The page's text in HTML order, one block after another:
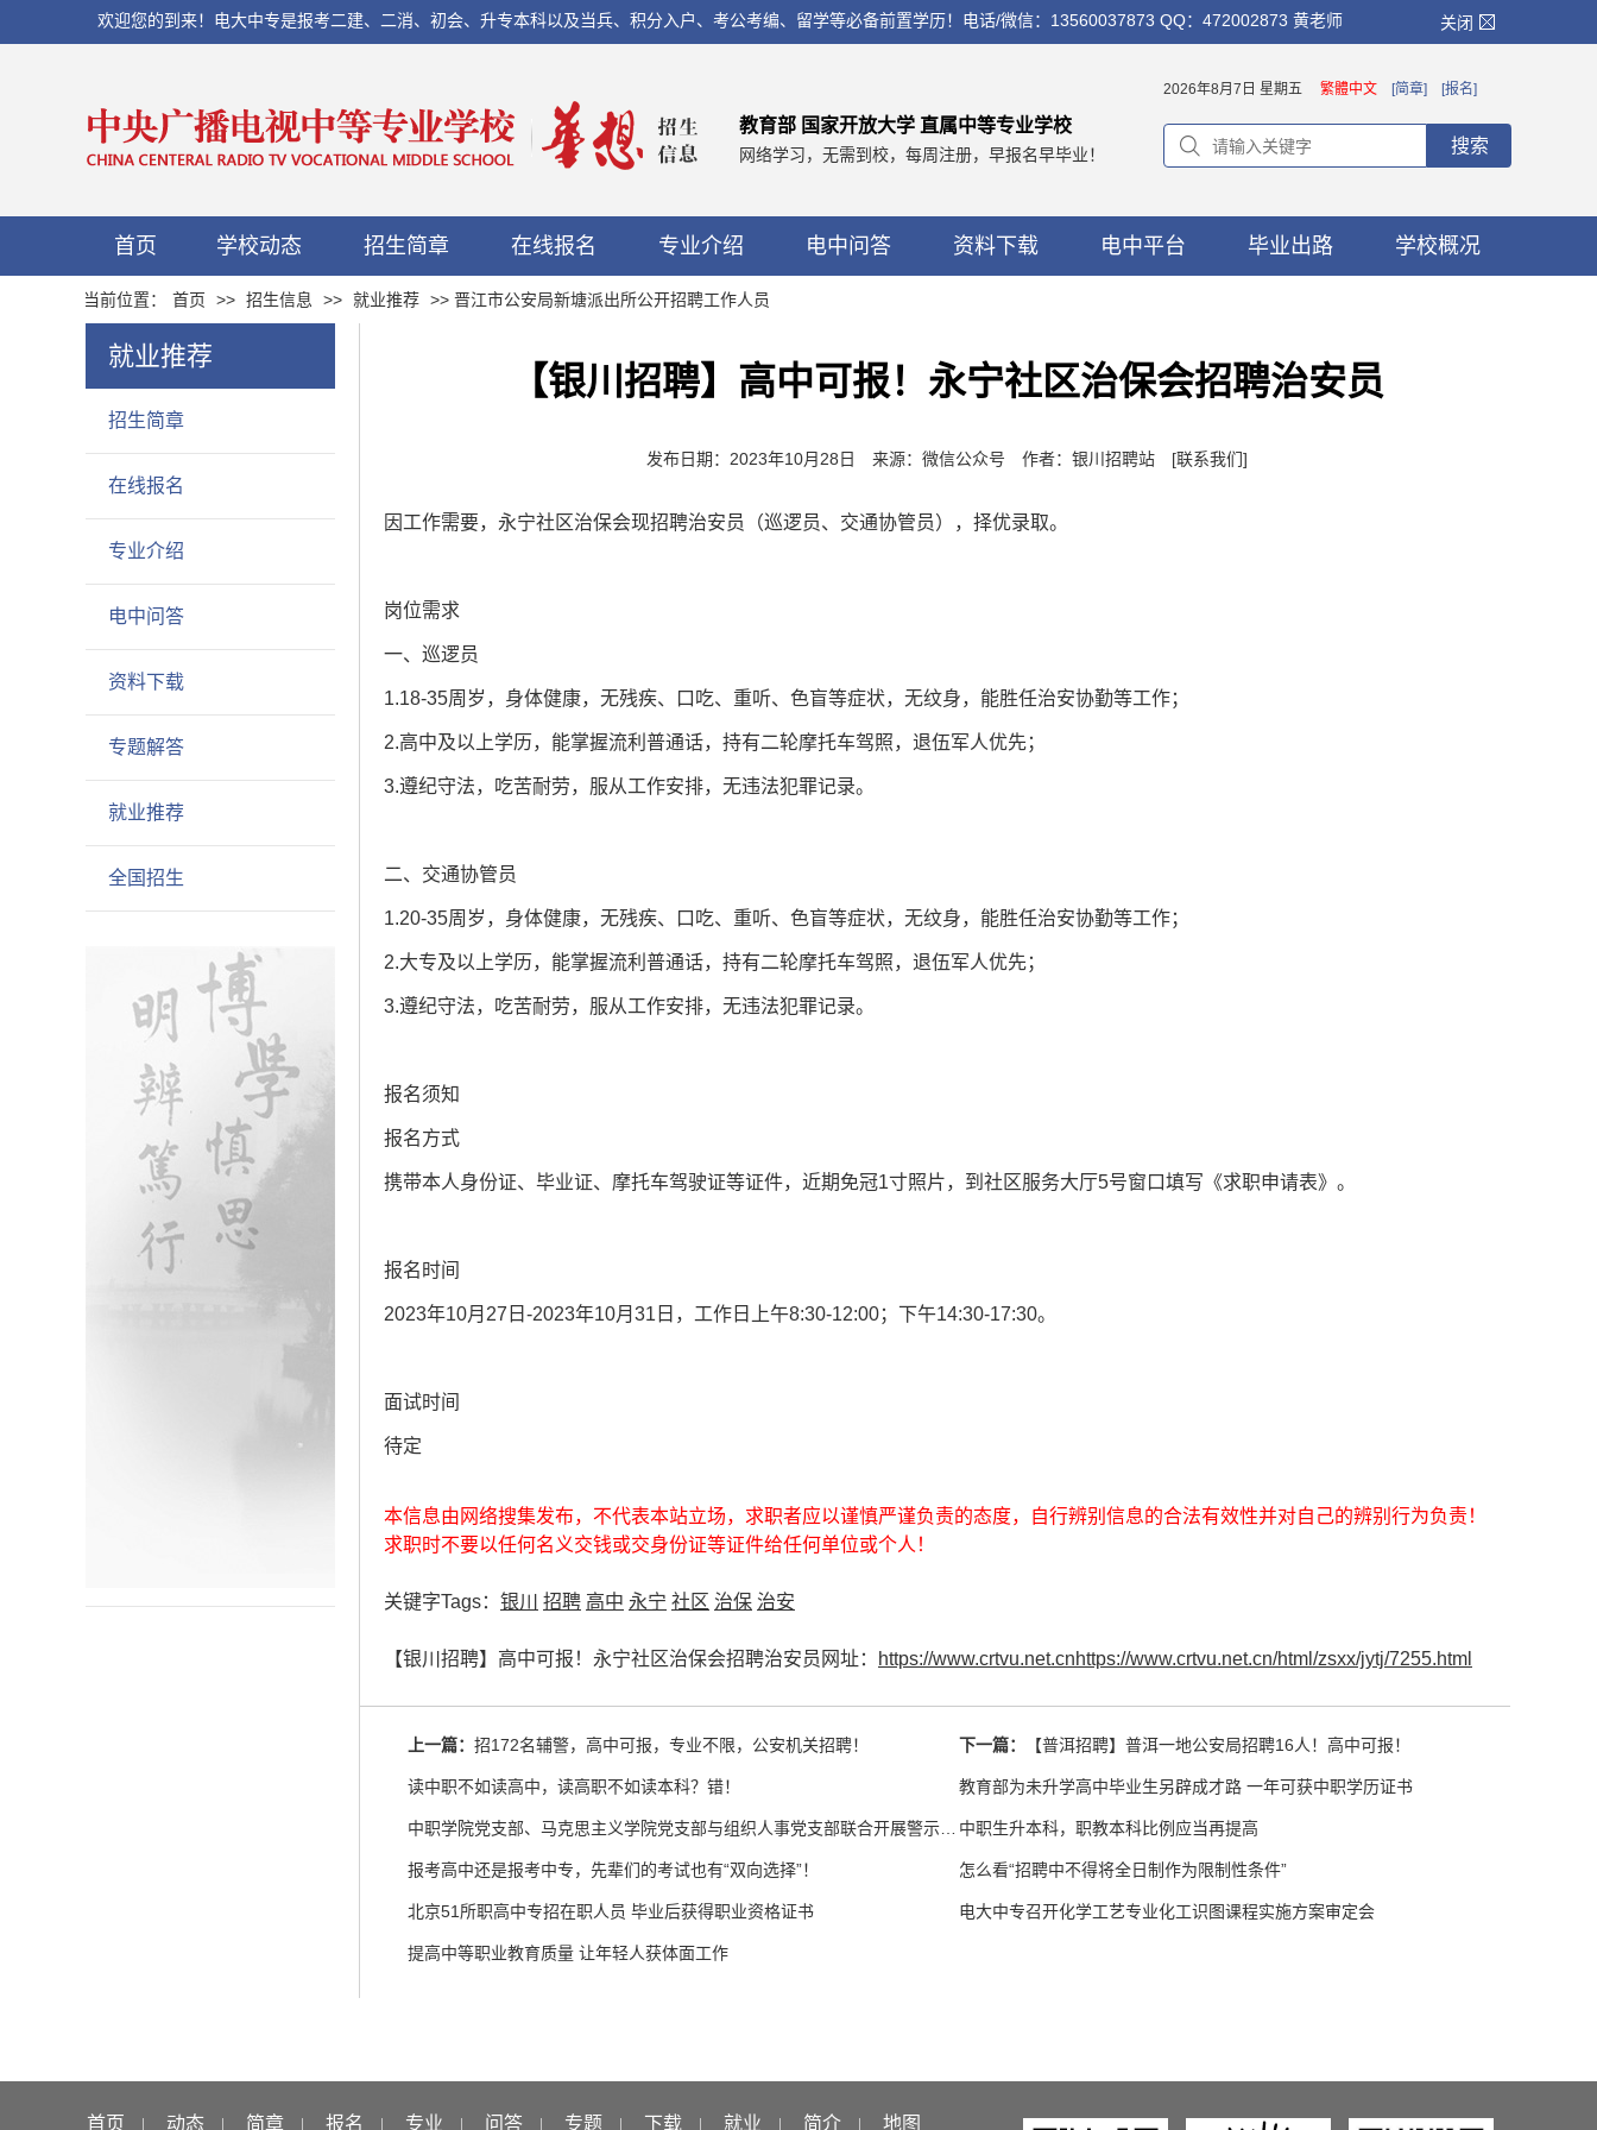
欢迎您的到来！电大中专是报考二建、二消、初会、升专本科以及当兵、积分入户、考公考编、留学等必备前置学历！电话/微信：13560037873 QQ：472002873 黄老师 关闭
教育部 国家开放大学 直属中等专业学校
网络学习，无需到校，每周注册，早报名早毕业！
2026年8月7日 星期五 繁體中文 [简章] [报名]
搜索
首页 学校动态 招生简章 在线报名 专业介绍 电中问答 资料下载 电中平台 毕业出路 学校概况
当前位置： 首页 >> 招生信息 >> 就业推荐 >> 晋江市公安局新塘派出所公开招聘工作人员
就业推荐
招生简章
在线报名
专业介绍
电中问答
资料下载
专题解答
就业推荐
全国招生
【银川招聘】高中可报！永宁社区治保会招聘治安员
发布日期：2023年10月28日 来源：微信公众号 作者：银川招聘站 [联系我们]
因工作需要，永宁社区治保会现招聘治安员（巡逻员、交通协管员），择优录取。
岗位需求
一、巡逻员
1.18-35周岁，身体健康，无残疾、口吃、重听、色盲等症状，无纹身，能胜任治安协勤等工作；
2.高中及以上学历，能掌握流利普通话，持有二轮摩托车驾照，退伍军人优先；
3.遵纪守法，吃苦耐劳，服从工作安排，无违法犯罪记录。
二、交通协管员
1.20-35周岁，身体健康，无残疾、口吃、重听、色盲等症状，无纹身，能胜任治安协勤等工作；
2.大专及以上学历，能掌握流利普通话，持有二轮摩托车驾照，退伍军人优先；
3.遵纪守法，吃苦耐劳，服从工作安排，无违法犯罪记录。
报名须知
报名方式
携带本人身份证、毕业证、摩托车驾驶证等证件，近期免冠1寸照片，到社区服务大厅5号窗口填写《求职申请表》。
报名时间
2023年10月27日-2023年10月31日，工作日上午8:30-12:00；下午14:30-17:30。
面试时间
待定
本信息由网络搜集发布，不代表本站立场，求职者应以谨慎严谨负责的态度，自行辨别信息的合法有效性并对自己的辨别行为负责！
求职时不要以任何名义交钱或交身份证等证件给任何单位或个人！
关键字Tags： 银川 招聘 高中 永宁 社区 治保 治安
【银川招聘】高中可报！永宁社区治保会招聘治安员网址： https://www.crtvu.net.cnhttps://www.crtvu.net.cn/html/zsxx/jytj/7255.html
上一篇： 招172名辅警，高中可报，专业不限，公安机关招聘！ 下一篇： 【普洱招聘】普洱一地公安局招聘16人！高中可报！
读中职不如读高中，读高职不如读本科？错！ 教育部为未升学高中毕业生另辟成才路 一年可获中职学历证书
中职生升本科，职教本科比例应当再提高
报考高中还是报考中专，先辈们的考试也有“双向选择”！ 怎么看“招聘中不得将全日制作为限制性条件”
北京51所职高中专招在职人员 毕业后获得职业资格证书 电大中专召开化学工艺专业化工识图课程实施方案审定会
提高中等职业教育质量 让年轻人获体面工作
首页 动态 简章 报名 专业 问答 专题 下载 就业 简介 地图